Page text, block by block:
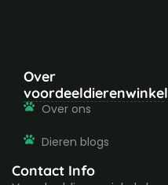
Over
voordeeldierenwinkel
Over ons
Dieren blogs
Contact Info